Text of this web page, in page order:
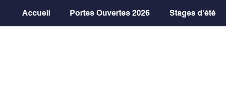
Accueil Portes Ouvertes 2026 Stages d'été